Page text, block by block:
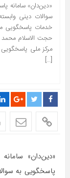
«دین‌دان» سامانه
سوالات دینی
خدمات پاسخگویی
حجت الاسلام
مرکز ملی پاسخگویی
[…]
«دین‌دان»
پاسخگویی به